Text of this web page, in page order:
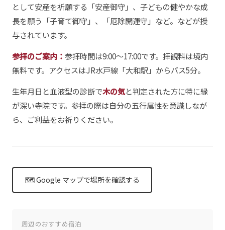
として安産を祈願する「安産御守」、子どもの健やかな成
長を願う「子育て御守」、「厄除開運守」など。などが授
与されています。
参拝のご案内： 参拝時間は9:00〜17:00です。拝観料は境内
無料です。アクセスはJR水戸線「大和駅」からバス5分。
生年月日と血液型の診断で木の気と判定された方に特に縁
が深い寺院です。参拝の際は自分の五行属性を意識しなが
ら、ご利益をお祈りください。
🗺 Google マップで場所を確認する
周辺のおすすめ宿泊